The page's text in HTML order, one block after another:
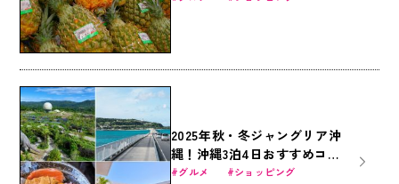
2025年秋・冬ジャングリア沖
縄！沖縄3泊4日おすすめコー
ス｜沖縄美ら海水族館・ジャ
グルメ
ショッピング